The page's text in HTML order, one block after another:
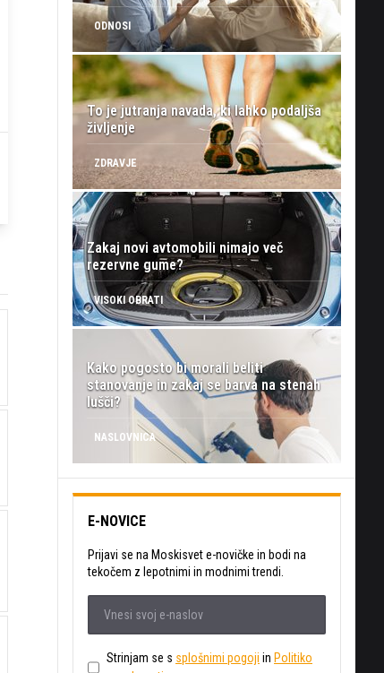
ODNOSI
To je jutranja navada, ki lahko podaljša
življenje
ZDRAVJE
Zakaj novi avtomobili nimajo več
rezervne gume?
VISOKI OBRATI
Kako pogosto bi morali beliti
stanovanje in zakaj se barva na stenah
lušči?
NASLOVNICA
E-NOVICE
Prijavi se na Moskisvet e-novičke in bodi na
tekočem z lepotnimi in modnimi trendi.
Strinjam se s splošnimi pogoji in Politiko